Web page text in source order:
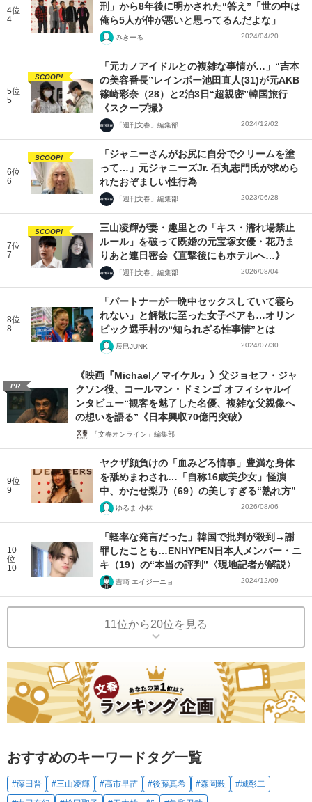
4位
4
刑」から8年後に明かされた“答え”「世の中は
俺ら5人が仲が悪いと思ってるんだよな」
みきーる 2024/04/20
5位
5
SCOOP!
「元カノアイドルとの複雑な事情が…」“吉本
の美容番長”レインボー池田直人(31)が元AKB
篠崎彩奈（28）と2泊3日“超親密”韓国旅行
《スクープ撮》
「週刊文春」編集部 2024/12/02
6位
6
SCOOP!
「ジャニーさんがお尻に自分でクリームを塗
って…」元ジャニーズJr. 石丸志門氏が求めら
れたおぞましい性行為
「週刊文春」編集部 2023/06/28
7位
7
SCOOP!
三山凌輝が妻・趣里との「キス・濡れ場禁止
ルール」を破って既婚の元宝塚女優・花乃ま
りあと連日密会《直撃後にもホテルへ…》
「週刊文春」編集部 2026/08/04
8位
8
「パートナーが一晩中セックスしていて寝ら
れない」と解散に至った女子ペアも…オリン
ピック選手村の“知られざる性事情”とは
辰巳JUNK 2024/07/30
PR
《映画『Michael／マイケル』》父ジョセフ・ジャ
クソン役、コールマン・ドミンゴ オフィシャルイ
ンタビュー“観客を魅了した名優、複雑な父親像へ
の想いを語る”《日本興収70億円突破》
「文春オンライン」編集部
9位
9
ヤクザ顔負けの「血みどろ情事」豊満な身体
を舐めまわされ…「自称16歳美少女」怪演
中、かたせ梨乃（69）の美しすぎる“熟れ方”
ゆるま 小林 2026/08/06
10
位
10
「軽率な発言だった」韓国で批判が殺到→謝
罪したことも…ENHYPEN日本人メンバー・ニ
キ（19）の“本当の評判”〈現地記者が解説〉
吉崎 エイジーニョ 2024/12/09
11位から20位を見る
おすすめのキーワードタグ一覧
#藤田晋 #三山凌輝 #高市早苗 #後藤真希 #森岡毅
#城彰二